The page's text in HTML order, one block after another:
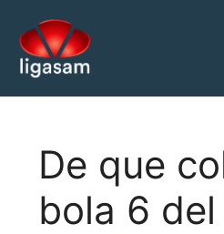
contenido
De que
bola 6